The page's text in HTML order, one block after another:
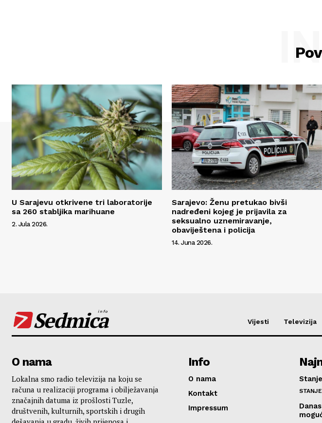
U Sarajevu otkrivene tri laboratorije
sa 260 stabljika marihuane
2. Jula 2026.
Sarajevo: Ženu pretukao bivši
nadređeni kojeg je prijavila za
seksualno uznemiravanje,
obaviještena i policija
14. Juna 2026.
Sedmica
info
Vijesti Televizija
O nama
Lokalna smo radio televizija na koju se
računa u realizaciji programa i obilježavanja
značajnih datuma iz prošlosti Tuzle,
društvenih, kulturnih, sportskih i drugih
Info
O nama
Kontakt
Impressum